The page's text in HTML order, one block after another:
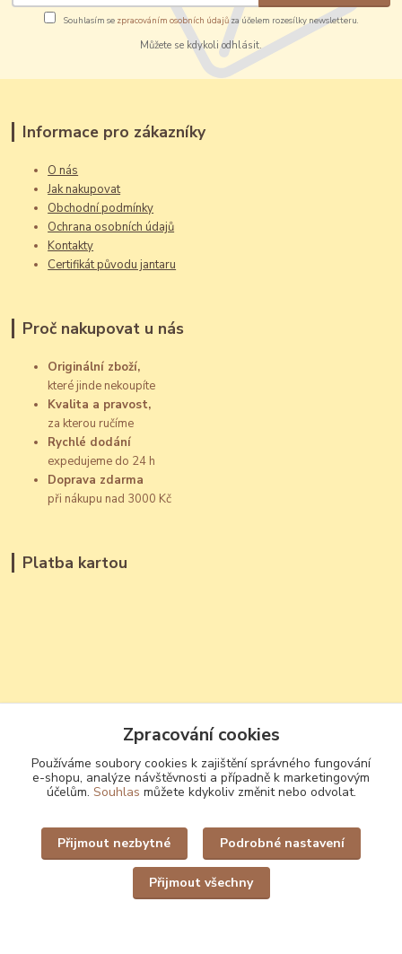
Souhlasím se zpracováním osobních údajůza účelem rozesílky newsletteru.
Můžete se kdykoli odhlásit.
Informace pro zákazníky
O nás
Jak nakupovat
Obchodní podmínky
Ochrana osobních údajů
Kontakty
Certifikát původu jantaru
Proč nakupovat u nás
Originální zboží,
které jinde nekoupíte
Kvalita a pravost,
za kterou ručíme
Rychlé dodání
expedujeme do 24 h
Doprava zdarma
při nákupu nad 3000 Kč
Platba kartou
František Čožík
+420 723 809 033
jantary@jantary.cz
Zpracování cookies
Používáme soubory cookies k zajištění správného fungování
e-shopu, analýze návštěvnosti a případně k marketingovým
účelům. Souhlas můžete kdykoliv změnit nebo odvolat.
Přijmout nezbytné Podrobné nastavení
Přijmout všechny